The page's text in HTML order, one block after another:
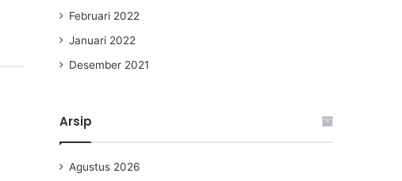
Februari 2022
Januari 2022
Desember 2021
Arsip
Agustus 2026